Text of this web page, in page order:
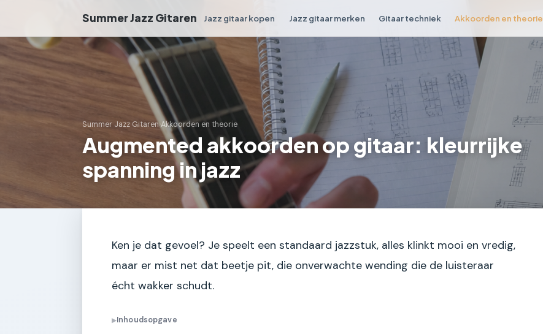
Summer Jazz Gitaren Jazz gitaar kopen Jazz gitaar merken Gitaar techniek Akkoorden en theorie
Summer Jazz Gitaren›Akkoorden en theorie
Augmented akkoorden op gitaar: kleurrijke
spanning in jazz
Ken je dat gevoel? Je speelt een standaard jazzstuk, alles klinkt mooi en vredig,
maar er mist net dat beetje pit, die onverwachte wending die de luisteraar
écht wakker schudt.
▶Inhoudsopgave